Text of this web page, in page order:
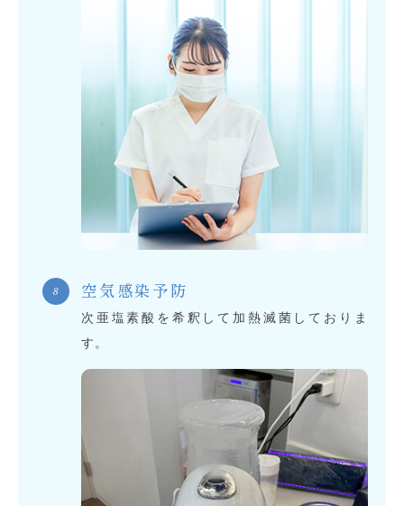
空気感染予防
次亜塩素酸を希釈して加熱滅菌しておりま
す。